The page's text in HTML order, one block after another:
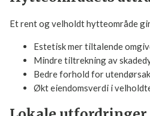
Hytteområdets
Et rent og velholdt hytteområde
Estetisk mer tiltalende
Mindre tiltrekning av
Bedre forhold for
Økt eiendomsverdi i velholdte